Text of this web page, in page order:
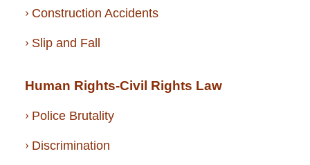
Construction Accidents
Slip and Fall
Human Rights-Civil Rights Law
Police Brutality
Discrimination